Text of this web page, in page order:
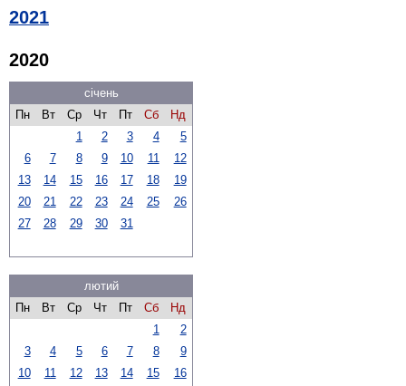
2021
2020
січень
Пн
Вт Ср Чт Пт Сб
Нд
1
2 3 4
5
6
7 8 9 10 11
12
13
14 15 16 17 18
19
20
21 22 23 24 25
26
27
28 29 30 31
лютий
Пн
Вт Ср Чт Пт Сб
Нд
1
2
3
4 5 6 7 8
9
10
11 12 13 14 15
16